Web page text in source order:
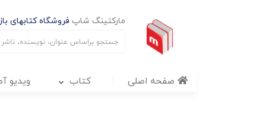
مارکتینگ شاپ فروشگاه کتابهای
صفحه اصلی کتاب ویدیو